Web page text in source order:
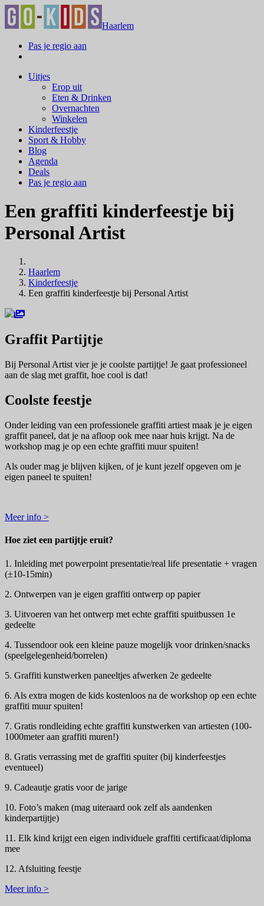
Haarlem
Pas je regio aan
Uitjes
Erop uit
Eten & Drinken
Overnachten
Winkelen
Kinderfeestje
Sport & Hobby
Blog
Agenda
Deals
Pas je regio aan
Een graffiti kinderfeestje bij
Personal Artist
Haarlem
Kinderfeestje
Een graffiti kinderfeestje bij Personal Artist
Graffit Partijtje
Bij Personal Artist vier je je coolste partijtje! Je gaat professioneel
aan de slag met graffit, hoe cool is dat!
Coolste feestje
Onder leiding van een professionele graffiti artiest maak je je eigen
graffit paneel, dat je na afloop ook mee naar huis krijgt. Na de
workshop mag je op een echte graffiti muur spuiten!
Als ouder mag je blijven kijken, of je kunt jezelf opgeven om je
eigen paneel te spuiten!
Meer info >
Hoe ziet een partijtje eruit?
1. Inleiding met powerpoint presentatie/real life presentatie + vragen
(±10-15min)
2. Ontwerpen van je eigen graffiti ontwerp op papier
3. Uitvoeren van het ontwerp met echte graffiti spuitbussen 1e
gedeelte
4. Tussendoor ook een kleine pauze mogelijk voor drinken/snacks
(speelgelegenheid/borrelen)
5. Graffiti kunstwerken paneeltjes afwerken 2e gedeelte
6. Als extra mogen de kids kostenloos na de workshop op een echte
graffiti muur spuiten!
7. Gratis rondleiding echte graffiti kunstwerken van artiesten (100-
1000meter aan graffiti muren!)
8. Gratis verrassing met de graffiti spuiter (bij kinderfeestjes
eventueel)
9. Cadeautje gratis voor de jarige
10. Foto’s maken (mag uiteraard ook zelf als aandenken
kinderpartijtje)
11. Elk kind krijgt een eigen individuele graffiti certificaat/diploma
mee
12. Afsluiting feestje
Meer info >